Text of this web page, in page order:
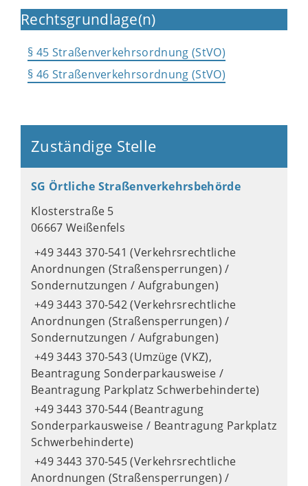
Rechtsgrundlage(n)
§ 45 Straßenverkehrsordnung (StVO)
§ 46 Straßenverkehrsordnung (StVO)
Zuständige Stelle
SG Örtliche Straßenverkehrsbehörde
Klosterstraße 5
06667 Weißenfels
+49 3443 370-541 (Verkehrsrechtliche
Anordnungen (Straßensperrungen) /
Sondernutzungen / Aufgrabungen)
+49 3443 370-542 (Verkehrsrechtliche
Anordnungen (Straßensperrungen) /
Sondernutzungen / Aufgrabungen)
+49 3443 370-543 (Umzüge (VKZ),
Beantragung Sonderparkausweise /
Beantragung Parkplatz Schwerbehinderte)
+49 3443 370-544 (Beantragung
Sonderparkausweise / Beantragung Parkplatz
Schwerbehinderte)
+49 3443 370-545 (Verkehrsrechtliche
Anordnungen (Straßensperrungen) /